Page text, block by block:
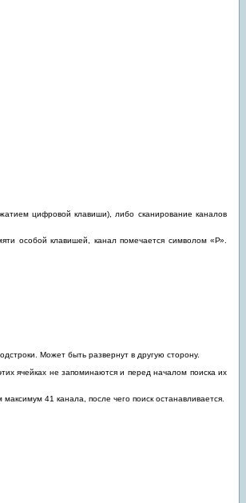
цифровой клавиши), либо сканирование каналов
особой клавишей, канал помечается символом «Р».
Может быть развернут в другую сторону.
ячейках не запоминаются и перед началом поиска их
41 канала, после чего поиск останавливается.